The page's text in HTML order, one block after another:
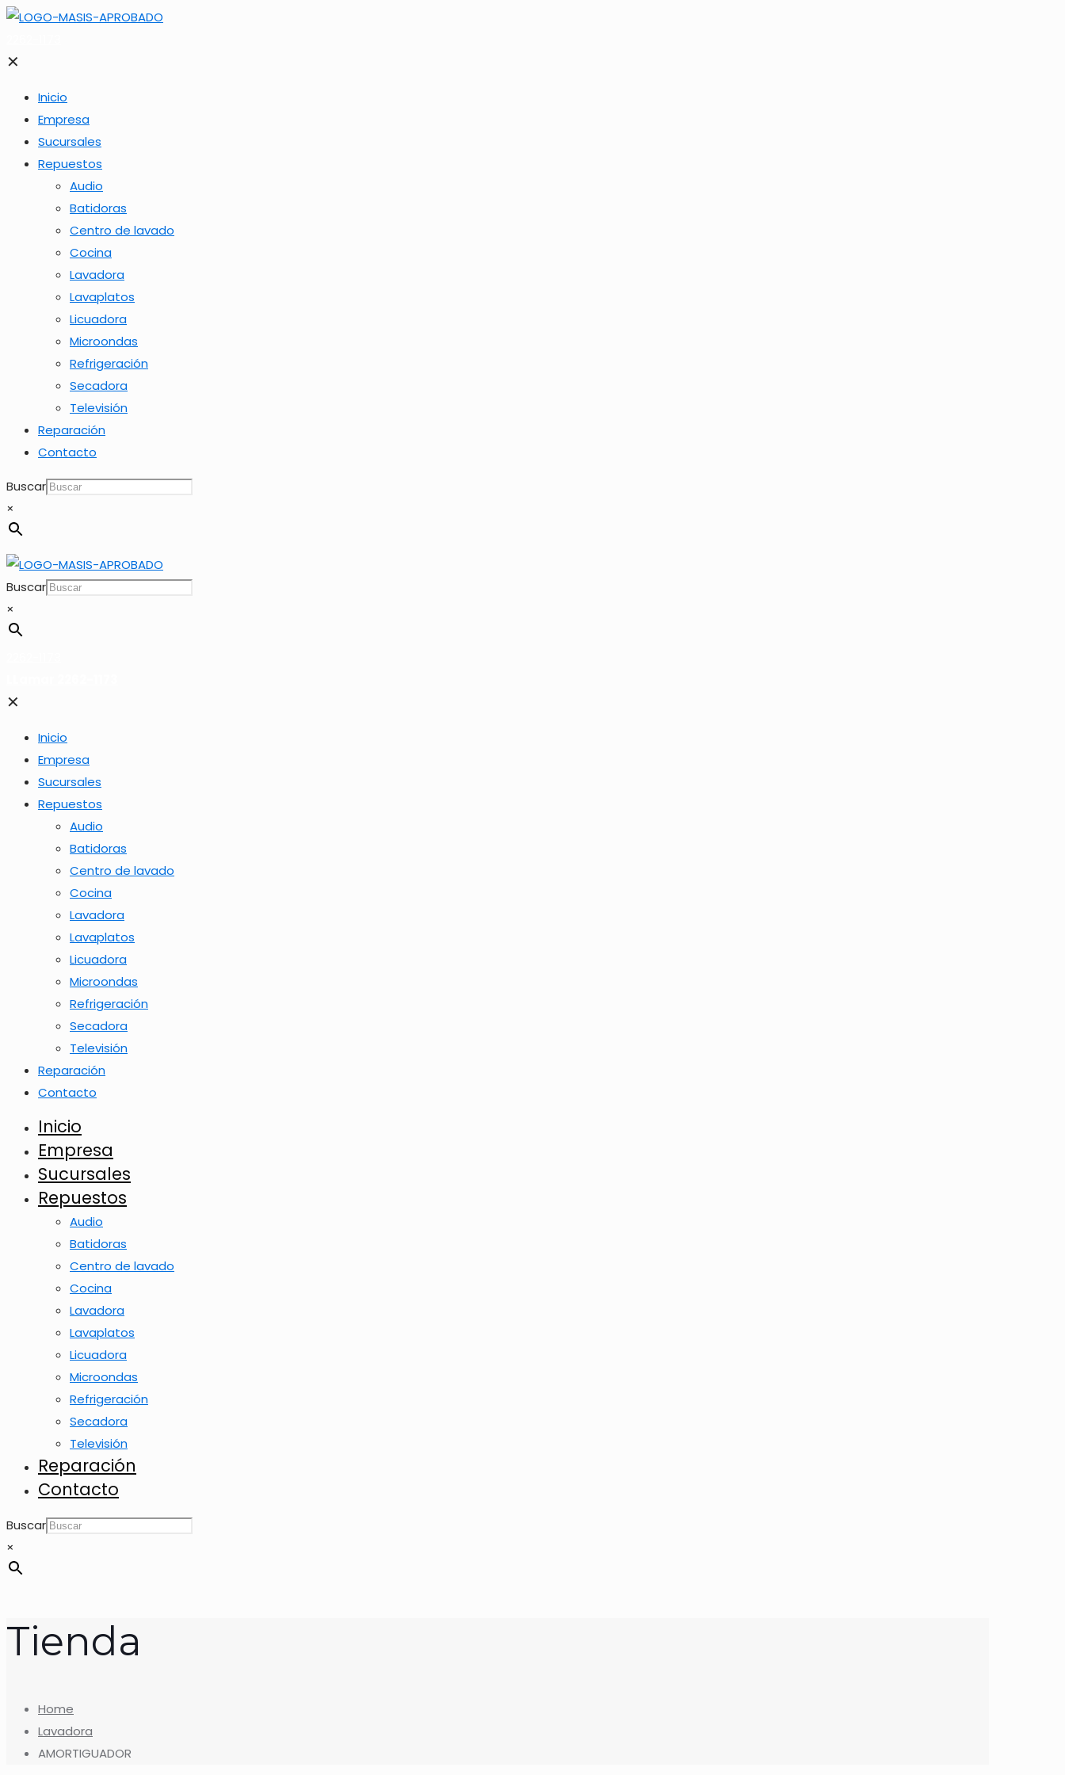
✕
Inicio
Empresa
Sucursales
Repuestos
Audio
Batidoras
Centro de lavado
Cocina
Lavadora
Lavaplatos
Licuadora
Microondas
Refrigeración
Secadora
Televisión
Reparación
Contacto
Buscar
×
Buscar
×
✕
Inicio
Empresa
Sucursales
Repuestos
Audio
Batidoras
Centro de lavado
Cocina
Lavadora
Lavaplatos
Licuadora
Microondas
Refrigeración
Secadora
Televisión
Reparación
Contacto
Inicio
Empresa
Sucursales
Repuestos
Audio
Batidoras
Centro de lavado
Cocina
Lavadora
Lavaplatos
Licuadora
Microondas
Refrigeración
Secadora
Televisión
Reparación
Contacto
Buscar
×
Tienda
Home
Lavadora
AMORTIGUADOR